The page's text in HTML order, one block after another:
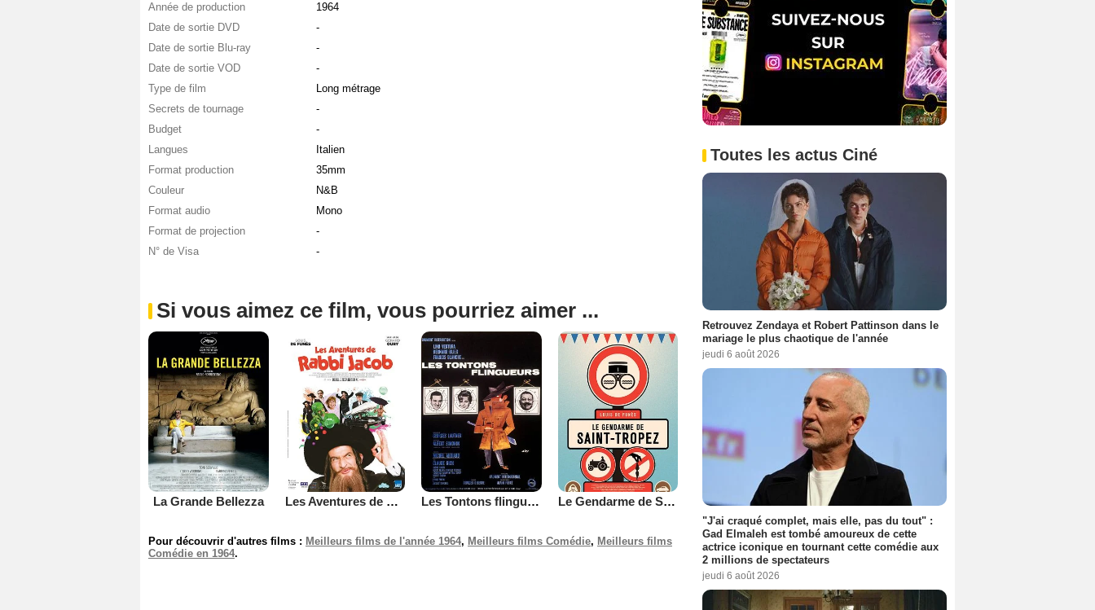
Année de production
1964
Date de sortie DVD
-
Date de sortie Blu-ray
-
Date de sortie VOD
-
Type de film
Long métrage
Secrets de tournage
-
Budget
-
Langues
Italien
Format production
35mm
Couleur
N&B
Format audio
Mono
Format de projection
-
N° de Visa
-
Si vous aimez ce film, vous pourriez aimer ...
La Grande Bellezza Les Aventures de Rabbi Jacob Les Tontons flingueurs Le Gendarme de Saint-Tropez
Pour découvrir d'autres films : Meilleurs films de l'année 1964, Meilleurs films Comédie, Meilleurs films
Comédie en 1964.
Toutes les actus Ciné
Retrouvez Zendaya et Robert Pattinson dans le
mariage le plus chaotique de l'année
jeudi 6 août 2026
"J'ai craqué complet, mais elle, pas du tout" :
Gad Elmaleh est tombé amoureux de cette
actrice iconique en tournant cette comédie aux
2 millions de spectateurs
jeudi 6 août 2026